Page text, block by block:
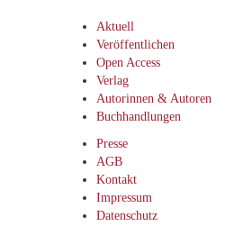
Aktuell
Veröffentlichen
Open Access
Verlag
Autorinnen & Autoren
Buchhandlungen
Presse
AGB
Kontakt
Impressum
Datenschutz